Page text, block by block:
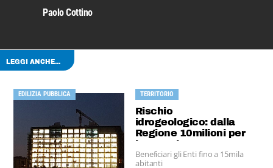
Paolo Cottino
LEGGI ANCHE...
EDILIZIA PUBBLICA TERRITORIO
Rischio
idrogeologico: dalla
Regione 10milioni per
i Comuni
Beneficiari gli Enti fino a 15mila
abitanti